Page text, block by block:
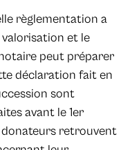
règlementation a
et le
peut préparer
déclaration fait en
sont
avant le 1er
donateurs retrouvent